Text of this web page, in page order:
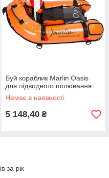
Буй кораблик Marlin Oasis
для підводного полювання
Немає в наявності
5 148,40 ₴
за рік